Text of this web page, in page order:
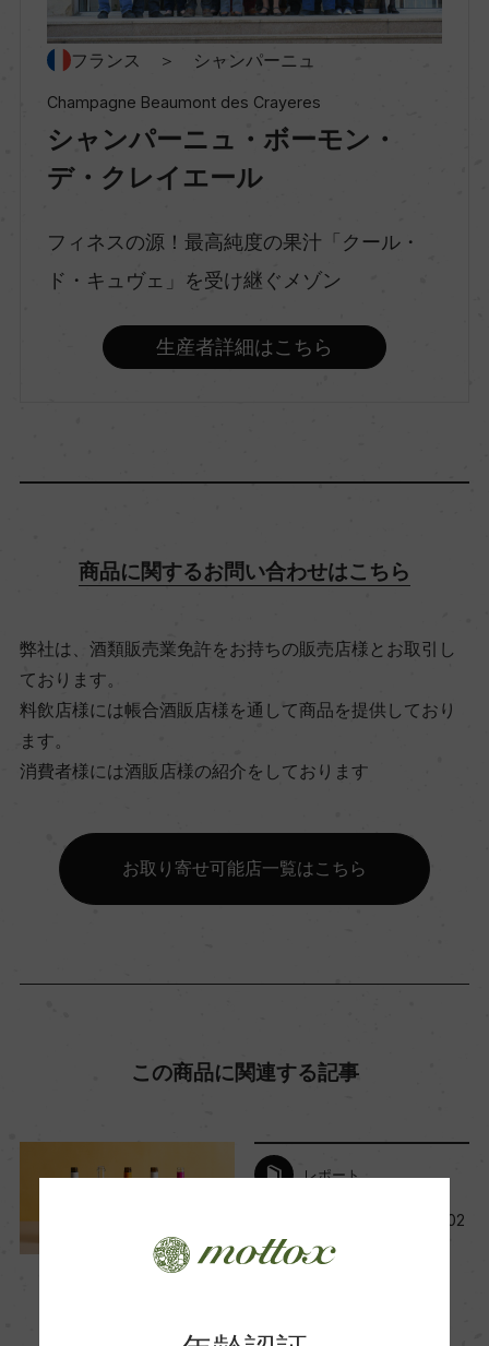
種類
スパークリングワイン
味わい
辛口
品種（原材料）
シャルドネ 65%/ピノ・ノワール 30%/ムニエ 5%
アルコール度数
ビオ情報・認証機関
有機JAS認証
ー
国内ワイン専門誌評価歴
Wine Spectator 得点
フランス ＞ シャンパーニュ
Champagne Beaumont des Crayeres
シャンパーニュ・ボーモン・
デ・クレイエール
フィネスの源！最高純度の果汁「クール・
ド・キュヴェ」を受け継ぐメゾン
生産者詳細はこちら
商品に関するお問い合わせはこちら
弊社は、酒類販売業免許をお持ちの販売店様とお取引し
ております。
料飲店様には帳合酒販店様を通して商品を提供しており
ます。
消費者様には酒販店様の紹介をしております
お取り寄せ可能店一覧はこちら
この商品に関連する記事
レポート
今月の新商品ワイン一覧【202
4年11月】